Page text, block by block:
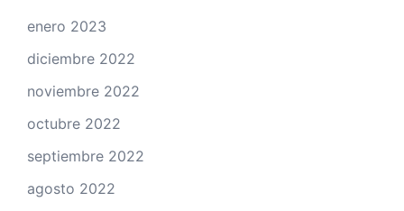
enero 2023
diciembre 2022
noviembre 2022
octubre 2022
septiembre 2022
agosto 2022